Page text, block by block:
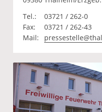
Tel.:
03721 / 262-0
Fax:
03721 / 262-43
Mail: